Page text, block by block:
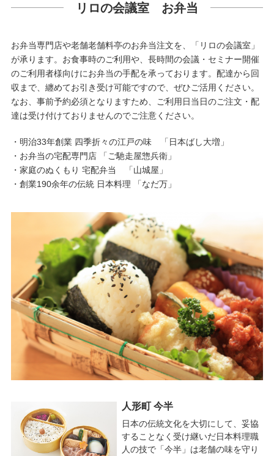
リロの会議室 お弁当
お弁当専門店や老舗老舗料亭のお弁当注文を、「リロの会議室」
が承ります。お食事時のご利用や、長時間の会議・セミナー開催
のご利用者様向けにお弁当の手配を承っております。配達から回
収まで、纏めてお引き受け可能ですので、ぜひご活用ください。
なお、事前予約必須となりますため、ご利用日当日のご注文・配
達は受け付けておりませんのでご注意ください。
・明治33年創業 四季折々の江戸の味 「日本ばし大増」
・お弁当の宅配専門店 「ご馳走屋惣兵衛」
・家庭のぬくもり 宅配弁当 「山城屋」
・創業190余年の伝統 日本料理 「なだ万」
人形町 今半
日本の伝統文化を大切にして、妥協
することなく受け継いだ日本料理職
人の技で「今半」は老舗の味を守り